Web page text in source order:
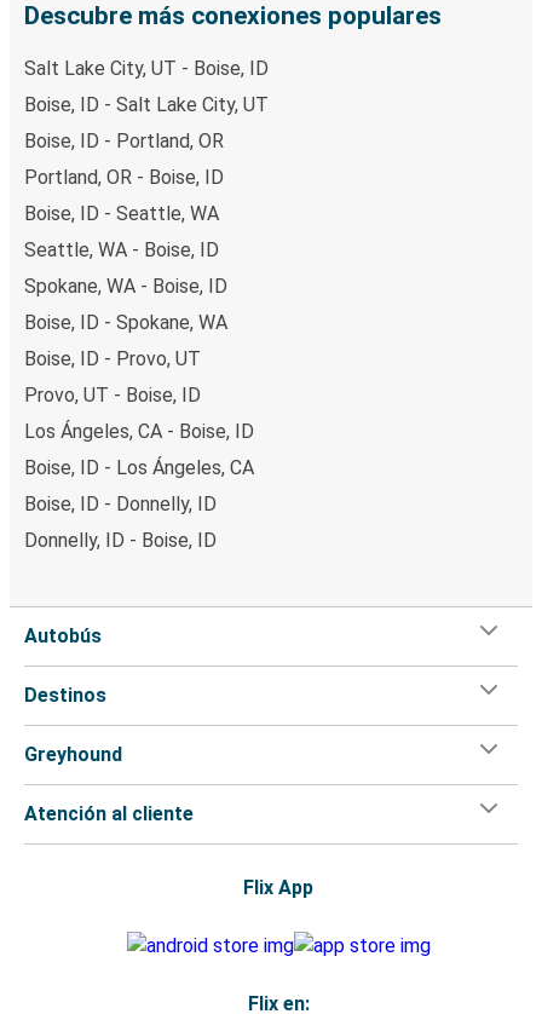
Descubre más conexiones populares
Salt Lake City, UT - Boise, ID
Boise, ID - Salt Lake City, UT
Boise, ID - Portland, OR
Portland, OR - Boise, ID
Boise, ID - Seattle, WA
Seattle, WA - Boise, ID
Spokane, WA - Boise, ID
Boise, ID - Spokane, WA
Boise, ID - Provo, UT
Provo, UT - Boise, ID
Los Ángeles, CA - Boise, ID
Boise, ID - Los Ángeles, CA
Boise, ID - Donnelly, ID
Donnelly, ID - Boise, ID
Autobús
Destinos
Greyhound
Atención al cliente
Flix App
Flix en: